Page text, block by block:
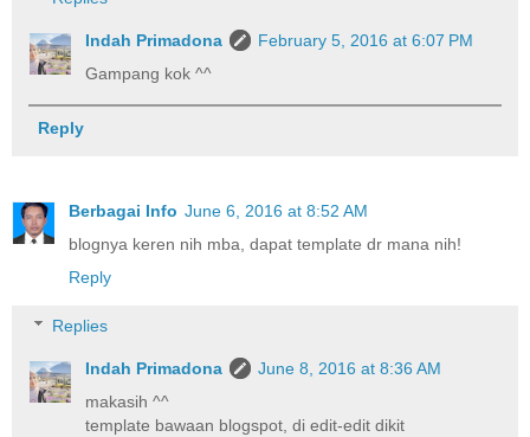
Indah Primadona
February 5, 2016 at 6:07 PM
Gampang kok ^^
Reply
Berbagai Info June 6, 2016 at 8:52 AM
blognya keren nih mba, dapat template dr mana nih!
Reply
Replies
Indah Primadona
June 8, 2016 at 8:36 AM
makasih ^^
template bawaan blogspot, di edit-edit dikit